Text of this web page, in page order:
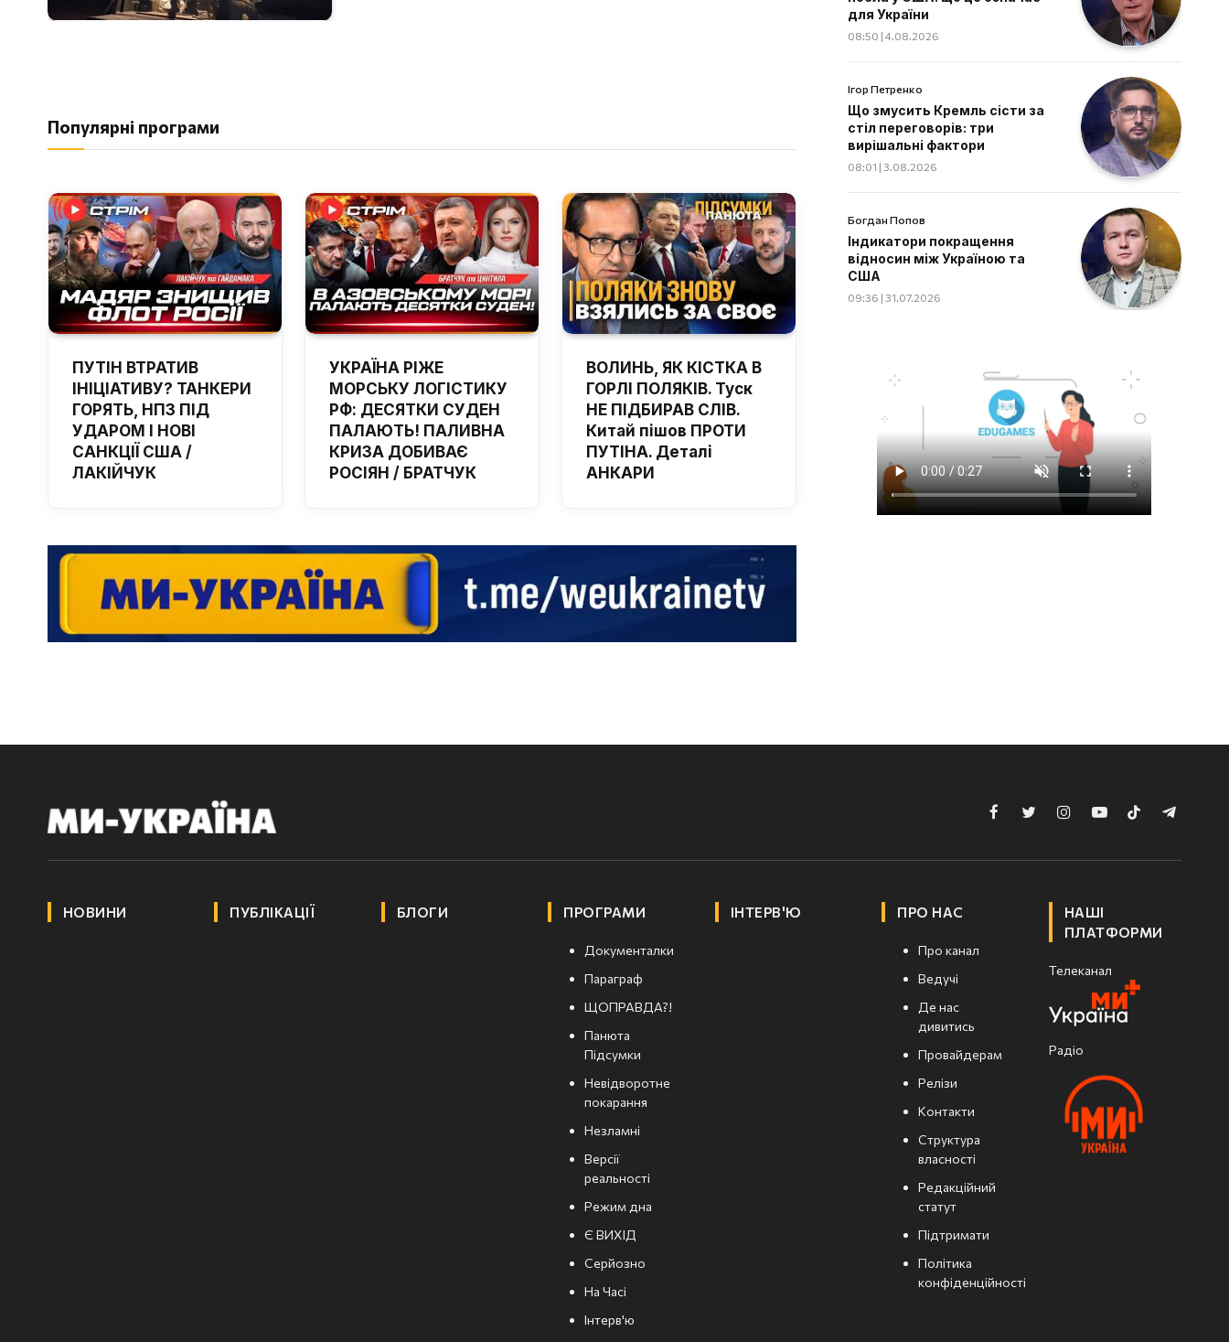
Популярні програми
ПУТІН ВТРАТИВ
ІНІЦІАТИВУ? ТАНКЕРИ
ГОРЯТЬ, НПЗ ПІД
УДАРОМ І НОВІ
САНКЦІЇ США /
ЛАКІЙЧУК
УКРАЇНА РІЖЕ
МОРСЬКУ ЛОГІСТИКУ
РФ: ДЕСЯТКИ СУДЕН
ПАЛАЮТЬ! ПАЛИВНА
КРИЗА ДОБИВАЄ
РОСІЯН / БРАТЧУК
ВОЛИНЬ, ЯК КІСТКА В
ГОРЛІ ПОЛЯКІВ. Туск
НЕ ПІДБИРАВ СЛІВ.
Китай пішов ПРОТИ
ПУТІНА. Деталі
АНКАРИ
для України
08:50 | 4.08.2026
Ігор Петренко
Що змусить Кремль сісти за
стіл переговорів: три
вирішальні фактори
08:01 | 3.08.2026
Богдан Попов
Індикатори покращення
відносин між Україною та
США
09:36 | 31.07.2026
FacebookTwitterInstagramYouTubeTikTokTelegram
НОВИНИ ПУБЛІКАЦІЇ БЛОГИ ПРОГРАМИ
Документалки
Параграф
ЩОПРАВДА?!
Панюта
Підсумки
Невідворотне
покарання
Незламні
Версії
реальності
Режим дна
Є ВИХІД
Серйозно
На Часі
Інтерв'ю
ІНТЕРВ'Ю ПРО НАС
Про канал
Ведучі
Де нас
дивитись
Провайдерам
Релізи
Контакти
Структура
власності
Редакційний
статут
Підтримати
Політика
конфіденційності
НАШІ
ПЛАТФОРМИ
Телеканал
Радіо